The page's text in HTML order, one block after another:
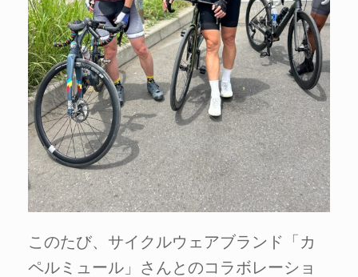
このたび、サイクルウェアブランド「カ
ペルミュール」さんとのコラボレーショ